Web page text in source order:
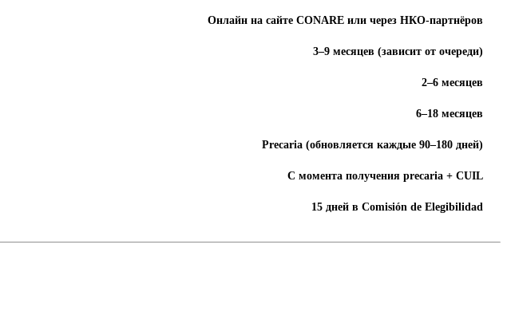
Онлайн на сайте CONARE или через НКО-партнёров
3–9 месяцев (зависит от очереди)
2–6 месяцев
6–18 месяцев
Precaria (обновляется каждые 90–180 дней)
С момента получения precaria + CUIL
15 дней в Comisión de Elegibilidad